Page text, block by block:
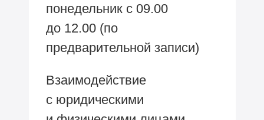
понедельник с 09.00
до 12.00 (по
предварительной записи)
Взаимодействие
с юридическими